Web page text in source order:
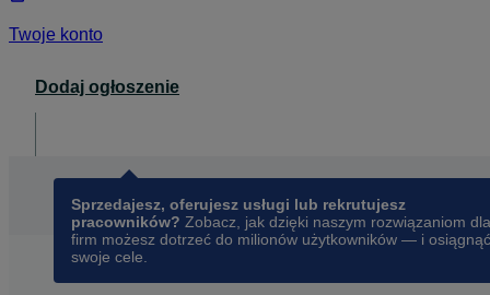
Twoje konto
Dodaj ogłoszenie
Sprzedajesz, oferujesz usługi lub rekrutujesz
pracowników? Zobacz, jak dzięki naszym rozwiązaniom dla
firm możesz dotrzeć do milionów użytkowników — i osiągnąć
swoje cele.